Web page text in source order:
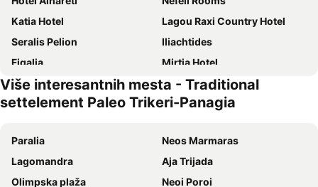
Katia Hotel
Lagou Raxi Country Hotel
Seralis Pelion
Iliachtides
Figalia
Mirtia Hotel
Maistrali Hotel
Hotel Agelis
Saily Beach Hotel
Hotel Nirvana
Aktaion Hotel
Aenaon Studios
Razi Beach
Galini Hotel
Više interesantnih mesta - Traditional
settelement Paleo Trikeri-Panagia
Paralia
Neos Marmaras
Lagomandra
Aja Trijada
Olimpska plaža
Neoi Poroi